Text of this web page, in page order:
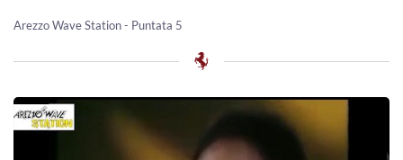
Arezzo Wave Station - Puntata 5